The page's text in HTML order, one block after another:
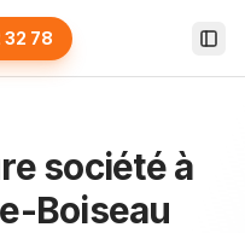
32 78
société à
Boiseau